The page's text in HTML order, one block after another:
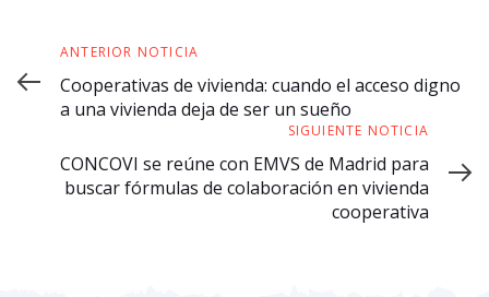
ANTERIOR NOTICIA
Cooperativas de vivienda: cuando el acceso digno
a una vivienda deja de ser un sueño
SIGUIENTE NOTICIA
CONCOVI se reúne con EMVS de Madrid para
buscar fórmulas de colaboración en vivienda
cooperativa